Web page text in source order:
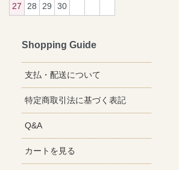
27
28 29 30
Shopping Guide
支払・配送について
特定商取引法に基づく表記
Q&A
カートを見る